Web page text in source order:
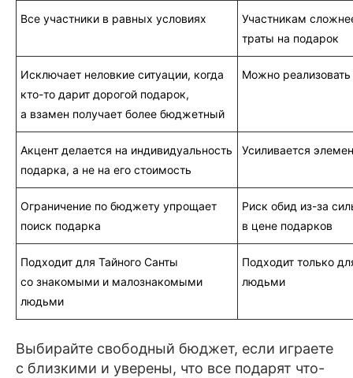
Все участники в равных условиях
Участникам
траты на подарок
Исключает неловкие ситуации, когда
кто-то дарит дорогой подарок,
а взамен получает более бюджетный
Можно
Акцент делается на индивидуальность
подарка, а не на его стоимость
Усиливается
Ограничение по бюджету упрощает
поиск подарка
Риск обид из-за
в цене подарков
Подходит для Тайного Санты
со знакомыми и малознакомыми
людьми
Подходит только
людьми
Выбирайте свободный бюджет, если играете
с близкими и уверены, что все подарят что-